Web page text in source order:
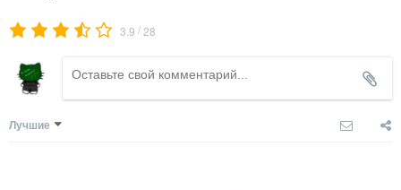
3.9 /28
Лучшие